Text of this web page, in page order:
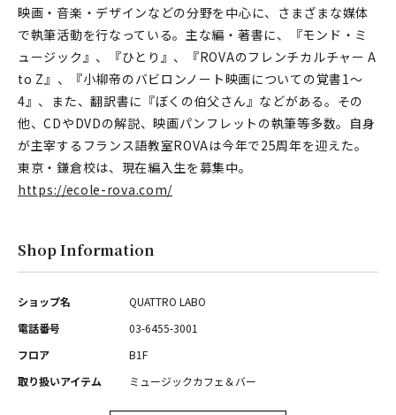
映画・音楽・デザインなどの分野を中心に、さまざまな媒体
で執筆活動を行なっている。主な編・著書に、『モンド・ミ
ュージック』、『ひとり』、『ROVAのフレンチカルチャー A
to Z』、『小柳帝のバビロンノート映画についての覚書1〜
4』、また、翻訳書に『ぼくの伯父さん』などがある。その
他、CDやDVDの解説、映画パンフレットの執筆等多数。自身
が主宰するフランス語教室ROVAは今年で25周年を迎えた。
東京・鎌倉校は、現在編入生を募集中。
https://ecole-rova.com/
Shop Information
ショップ名
QUATTRO LABO
電話番号
03-6455-3001
フロア
B1F
取り扱いアイテム
ミュージックカフェ＆バー